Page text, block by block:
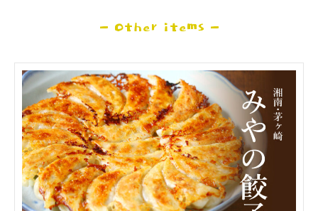
- Other items -